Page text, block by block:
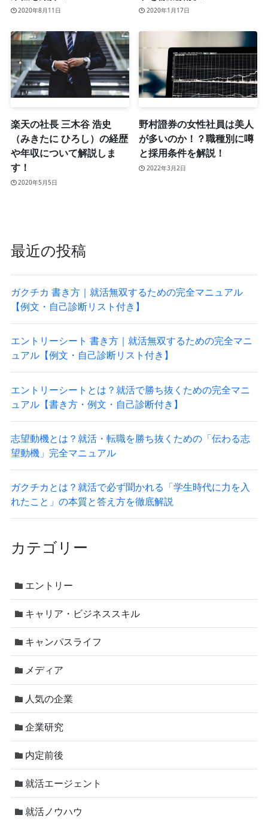
2020年8月11日 2020年1月17日
楽天の社長 三木谷 浩史
（みきたに ひろし）の経歴
や年収について解説しま
す！
2020年5月5日
野村證券の女性社員は美人
が多いのか！？職種別に噂
と採用条件を解説！
2022年3月2日
最近の投稿
ガクチカ 書き方｜就活無双するための完全マニュアル
【例文・自己診断リスト付き】
エントリーシート 書き方｜就活無双するための完全マニ
ュアル【例文・自己診断リスト付き】
エントリーシートとは？就活で勝ち抜くための完全マニ
ュアル【書き方・例文・自己診断付き】
志望動機とは？就活・転職を勝ち抜くための「伝わる志
望動機」完全マニュアル
ガクチカとは？就活で必ず聞かれる「学生時代に力を入
れたこと」の本質と答え方を徹底解説
カテゴリー
エントリー
キャリア・ビジネススキル
キャンパスライフ
メディア
人気の企業
企業研究
内定前後
就活エージェント
就活ノウハウ